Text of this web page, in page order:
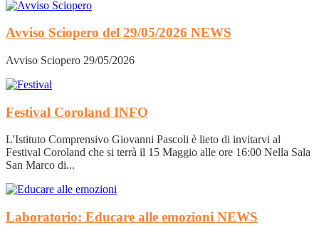
Avviso Sciopero del 29/05/2026 NEWS
Avviso Sciopero 29/05/2026
Festival Coroland INFO
L'Istituto Comprensivo Giovanni Pascoli è lieto di invitarvi al
Festival Coroland che si terrà il 15 Maggio alle ore 16:00 Nella Sala
San Marco di...
Laboratorio: Educare alle emozioni NEWS